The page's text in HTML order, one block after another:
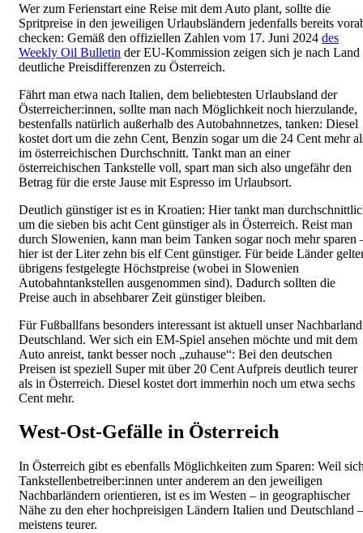
Wer zum Ferienstart eine Reise mit dem Auto plant, sollte die
Spritpreise in den jeweiligen Urlaubsländern jedenfalls bereits
checken: Gemäß den offiziellen Zahlen vom 17. Juni 2024 des
Weekly Oil Bulletin der EU-Kommission zeigen sich je nach Land
deutliche Preisdifferenzen zu Österreich.
Fährt man etwa nach Italien, dem beliebtesten Urlaubsland der
Österreicher:innen, sollte man nach Möglichkeit noch hierzulande,
bestenfalls natürlich außerhalb des Autobahnnetzes, tanken: Diesel
kostet dort um die zehn Cent, Benzin sogar um die 24 Cent mehr
im österreichischen Durchschnitt. Tankt man an einer
österreichischen Tankstelle voll, spart man sich also ungefähr den
Betrag für die erste Jause mit Espresso im Urlaubsort.
Deutlich günstiger ist es in Kroatien: Hier tankt man
um die sieben bis acht Cent günstiger als in Österreich. Reist man
durch Slowenien, kann man beim Tanken sogar noch mehr sparen
hier ist der Liter zehn bis elf Cent günstiger. Für beide Länder
übrigens festgelegte Höchstpreise (wobei in Slowenien
Autobahntankstellen ausgenommen sind). Dadurch sollten die
Preise auch in absehbarer Zeit günstiger bleiben.
Für Fußballfans besonders interessant ist aktuell unser Nachbarland
Deutschland. Wer sich ein EM-Spiel ansehen möchte und mit dem
Auto anreist, tankt besser noch „zuhause“: Bei den deutschen
Preisen ist speziell Super mit über 20 Cent Aufpreis deutlich teurer
als in Österreich. Diesel kostet dort immerhin noch um etwa sechs
Cent mehr.
West-Ost-Gefälle in Österreich
In Österreich gibt es ebenfalls Möglichkeiten zum Sparen: Weil
Tankstellenbetreiber:innen unter anderem an den jeweiligen
Nachbarländern orientieren, ist es im Westen – in geographischer
Nähe zu den eher hochpreisigen Ländern Italien und Deutschland –
meistens teurer.